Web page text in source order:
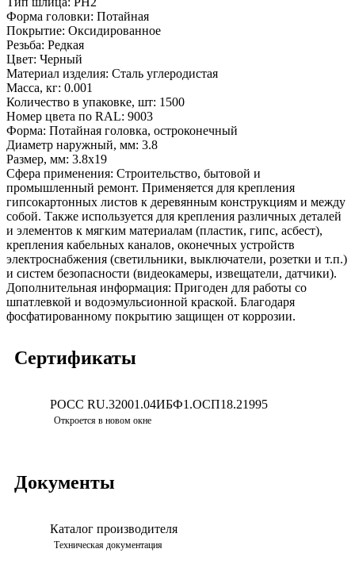
Форма головки: Потайная
Покрытие: Оксидированное
Резьба: Редкая
Цвет: Черный
Материал изделия: Сталь углеродистая
Масса, кг: 0.001
Количество в упаковке, шт: 1500
Номер цвета по RAL: 9003
Форма: Потайная головка, остроконечный
Диаметр наружный, мм: 3.8
Размер, мм: 3.8x19
Сфера применения: Строительство, бытовой и
промышленный ремонт. Применяется для крепления
гипсокартонных листов к деревянным конструкциям и между
собой. Также используется для крепления различных деталей
и элементов к мягким материалам (пластик, гипс, асбест),
крепления кабельных каналов, оконечных устройств
электроснабжения (светильники, выключатели, розетки и т.п.)
и систем безопасности (видеокамеры, извещатели, датчики).
Дополнительная информация: Пригоден для работы со
шпатлевкой и водоэмульсионной краской. Благодаря
фосфатированному покрытию защищен от коррозии.
Сертификаты
РОСС RU.32001.04ИБФ1.ОСП18.21995
Откроется в новом окне
Документы
Каталог производителя
Техническая документация